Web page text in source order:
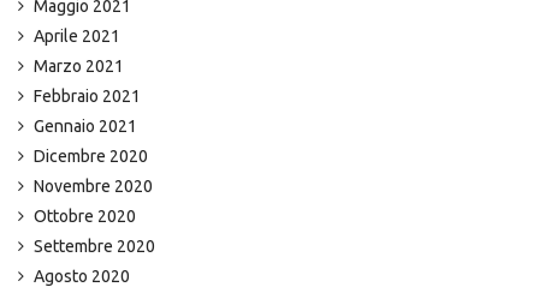
Maggio 2021
Aprile 2021
Marzo 2021
Febbraio 2021
Gennaio 2021
Dicembre 2020
Novembre 2020
Ottobre 2020
Settembre 2020
Agosto 2020